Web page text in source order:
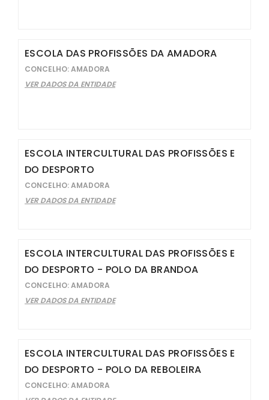
ESCOLA DAS PROFISSÕES DA AMADORA
CONCELHO: AMADORA
VER DADOS DA ENTIDADE
ESCOLA INTERCULTURAL DAS PROFISSÕES E
DO DESPORTO
CONCELHO: AMADORA
VER DADOS DA ENTIDADE
ESCOLA INTERCULTURAL DAS PROFISSÕES E
DO DESPORTO - POLO DA BRANDOA
CONCELHO: AMADORA
VER DADOS DA ENTIDADE
ESCOLA INTERCULTURAL DAS PROFISSÕES E
DO DESPORTO - POLO DA REBOLEIRA
CONCELHO: AMADORA